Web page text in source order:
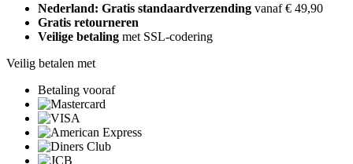
Nederland: Gratis standaardverzending vanaf € 49,90
Gratis retourneren
Veilige betaling met SSL-codering
Veilig betalen met
Betaling vooraf